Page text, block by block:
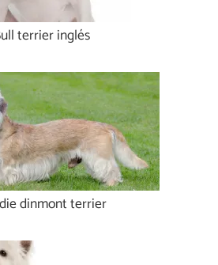
terrier inglés
dinmont terrier